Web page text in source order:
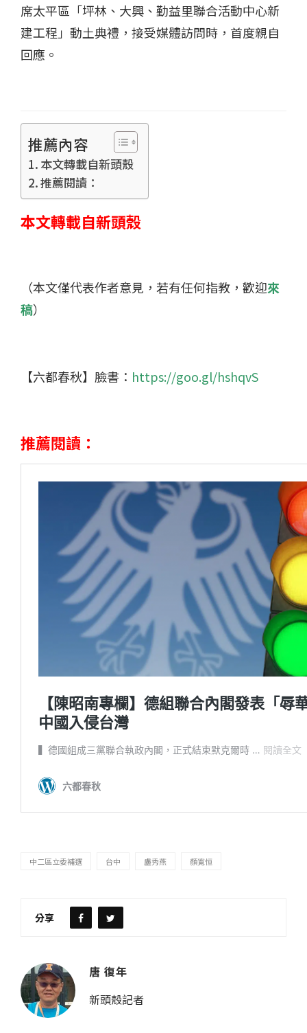
席太平區「坪林、大興、勤益里聯合活動中心新
建工程」動土典禮，接受媒體訪問時，首度親自
回應。
推薦內容
本文轉載自新頭殼
推薦閱讀：
本文轉載自新頭殼
（本文僅代表作者意見，若有任何指教，歡迎來
稿）
【六都春秋】臉書： https://goo.gl/hshqvS
推薦閱讀：
中二區立委補選 台中 盧秀燕 顏寬恒
分享
唐 復年
新頭殼記者